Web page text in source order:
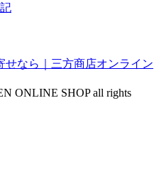
ONLINE SHOP all rights